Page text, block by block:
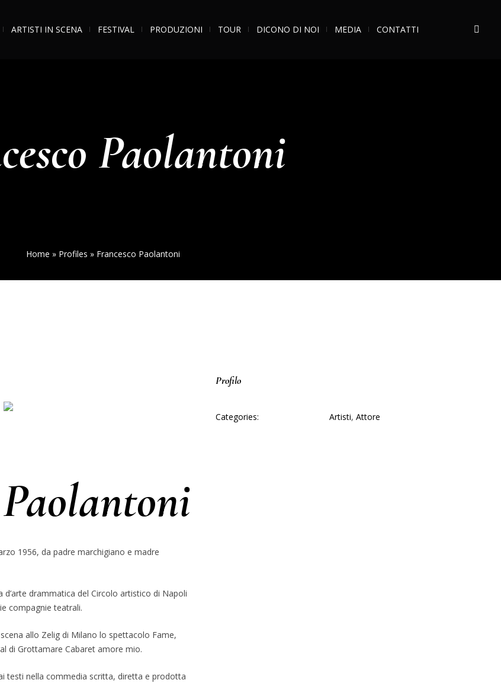
ARTISTI IN SCENA FESTIVAL PRODUZIONI TOUR DICONO DI NOI MEDIA CONTATTI
Paolantoni
Home » Profiles » Francesco Paolantoni
1956, da padre marchigiano e madre
drammatica del Circolo artistico di Napoli
compagnie teatrali.
allo Zelig di Milano lo spettacolo Fame,
di Grottamare Cabaret amore mio.
testi nella commedia scritta, diretta e prodotta
Profilo
Categories: Artisti, Attore